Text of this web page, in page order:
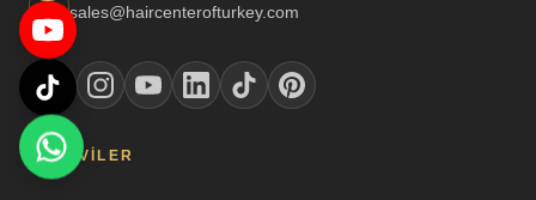
sales@haircenterofturkey.com
TEDAVILER